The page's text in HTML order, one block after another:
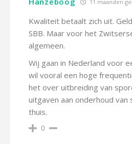
11 maanden
Kwaliteit betaalt zich uit.
SBB. Maar voor het
algemeen.
Wij gaan in Nederland voor
wil vooral een hoge
het over uitbreiding van
uitgaven aan onderhoud
thuis.
0